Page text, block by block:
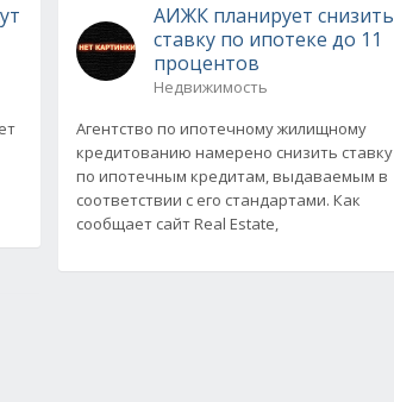
АИЖК планирует снизить
ставку по ипотеке до 11
процентов
Недвижимость
Агентство по ипотечному жилищному
кредитованию намерено снизить ставку
по ипотечным кредитам, выдаваемым в
соответствии с его стандартами. Как
сообщает сайт Real Estate,